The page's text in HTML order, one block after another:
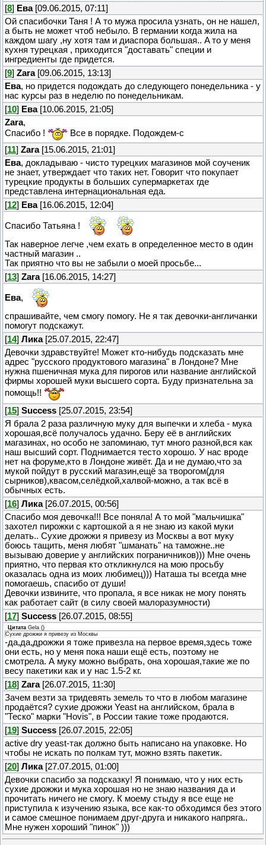
[8] Ева[09.06.2015, 07:11]
Ой спасибочки Таня ! А то мужа просила узнать, он не нашел,
а быть не может чтоб небыло. В германии когда жила на
каждом шагу ,ну хотя там и диаспора большая.. A то у меня
кухня турецкая , приходится "доставать" специи и
ингредиенты где придется.
[9] Zara[09.06.2015, 13:13]
Ева, но придется подождать до следующего понедельника - у
нас курсы раз в неделю по понедельникам.
[10] Ева[10.06.2015, 21:05]
Zara,
Спасибо !
Все в порядке. Подождем-с
[11] Zara[15.06.2015, 21:01]
Ева, докладываю - чисто турецких магазинов мой соученик
не знает, утверждает что таких нет. Говорит что покупает
турецкие продукты в больших супермаркетах где
представлена интернациональная еда.
[12] Ева[16.06.2015, 12:04]
Спасибо Татьяна !
Так наверное легче ,чем ехать в определенное место в один
частный магазин ..
Так приятно что вы не забыли о моей просьбе...
[13] Zara[16.06.2015, 14:27]
Ева,
спрашивайте, чем смогу помогу. Не я так девочки-англичанки
помогут подскажут.
[14] Лика[25.07.2015, 22:47]
Девочки здравствуйте! Может кто-нибудь подсказать мне
адрес "русского продуктового магазина" в Лондоне? Мне
нужна пшеничная мука для пирогов или название английской
фирмы хорошей муки высшего сорта. Буду признательна за
помощь!!
[15] Success [25.07.2015, 23:54]
Я брала 2 раза различную муку для выпечки и хлеба - мука
хорошая,всё получалось удачно. Беру её в английских
магазинах, но особо не запоминаю, тут много разной,вся как
наш высший сорт. Поднимается тесто хорошо. У нас вроде
нет на форуме,кто в Лондоне живёт. Да и не думаю,что за
мукой пойдут в русский магазин,ещё за творогом(для
сырников),квасом,селёдкой,халвой-можно, а так всё в
обычных есть.
[16] Лика[26.07.2015, 00:56]
Спасибо моя девочка!!! Все поняла! А то мой "мальчишка"
захотел пирожки с картошкой а я не знаю из какой муки
делать.. Сухие дрожжи я привезу из Москвы а вот муку
боюсь тащить, меня любят "шманать" на таможне..не
вызываю доверие у английских пограничников))) Мне очень
приятно, что первая кто откликнулся на мою просьбу
оказалась одна из моих любимец))) Наташа ты всегда мне
помогаешь, спасибо от души!
Девочки извините, что пропала, я все никак не могу понять
как работает сайт (в силу своей малоразумности)
[17] Success [26.07.2015, 08:55]
Цитата Gela ()
Сухие дрожжи я привезу из Москвы
-да,да,дрожжи я тоже привезла на первое время,здесь тоже
они есть, но у меня пока наши ещё есть, поэтому не
смотрела. А муку можно выбрать, она хорошая,такие же по
весу пакетики как и у нас 1.5-2 кг.
[18] Zara[26.07.2015, 11:30]
Зачем везти за тридевять земель то что в любом магазине
продаётся? сухие дрожжи Yeast на английском, брала в
"Теско" марки "Hovis", в России такие тоже продаются.
[19] Success [26.07.2015, 22:05]
active dry yeast-так должно быть написано на упаковке. Но
чтобы не искать по полкам тут, можно взять пакетик.
[20] Лика[27.07.2015, 01:00]
Девочки спасибо за подсказку! Я понимаю, что у них есть
сухие дрожжи и мука хорошая но не знаю названия да и
прочитать ничего не смогу. К моему стыду я все еще не
приступила к изучению языка, все как-то обходимся без этого
и самое смешное понимаем друг-друга и никакого напряга..
Мне нужен хороший "пинок" )))